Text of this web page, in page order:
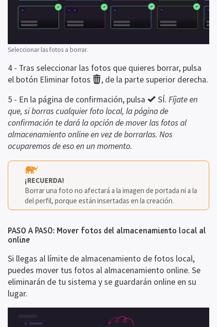
Seleccionar las fotos a borrar.
4 - Tras seleccionar las fotos que quieres borrar, pulsa
el botón Eliminar fotos
, de la parte superior derecha.
5 - En la página de confirmación, pulsa
SÍ. Fíjate en
que, si borras cualquier foto local, la página de
confirmación te dará la opción de mover las fotos al
almacenamiento online en vez de borrarlas. Nos
ocuparemos de eso en un momento.
¡RECUERDA!
Borrar una foto no afectará a la imagen de portada ni a la
del perfil, porque están insertadas en la creación.
PASO A PASO: Mover fotos del almacenamiento local al
online
Si llegas al límite de almacenamiento de fotos local,
puedes mover tus fotos al almacenamiento online. Se
eliminarán de tu sistema y se guardarán online en su
lugar.